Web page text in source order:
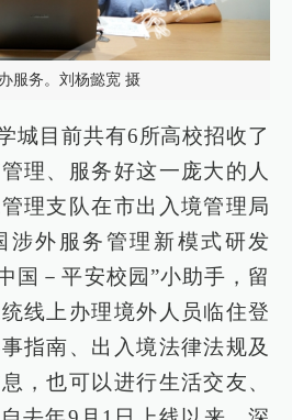
服务。刘杨懿宽 摄
城目前共有6所高校招收了
理、服务好这一庞大的人
理支队在市出入境管理局
涉外服务管理新模式研发
国－平安校园”小助手，留
线上办理境外人员临住登
指南、出入境法律法规及
，也可以进行生活交友、